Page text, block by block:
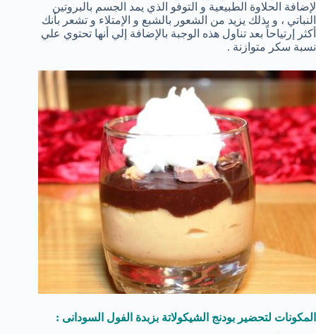
لإضافة الحلاوة الطبيعية و التوفو الذي يمد الجسم بالبروتين
النباتي ، و بذلك يزيد من الشعور بالشبع و الإمتلاء و تشعر بأنك
أكثر إرتياحاً بعد تناول هذه الوجبة بالإضافة إلي أنها تحتوي علي
نسبة سكر متوازنة .
المكونات لتحضير بودنج الشيكولاتة بزبدة الفول السودانى :